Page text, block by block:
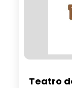
Teatro